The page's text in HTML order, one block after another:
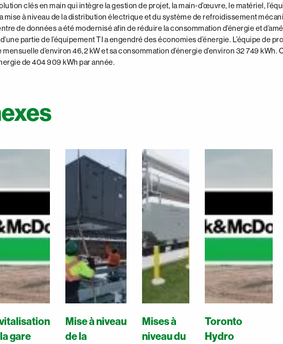
clés en main qui intègre la gestion de projet, la main-d’œuvre, le matériel,
mise à niveau de la distribution électrique et du système de refroidissement
de données a été modernisé afin de réduire la consommation d’énergie et
partie de l’équipement TI a engendré des économies d’énergie. L’équipe de
mensuelle d’environ 46,2 kW et sa consommation d’énergie d’environ 32 749
de 404 909 kWh par année.
gare
Mise à niveau
de la
Mises à
niveau du
Toronto
Hydro